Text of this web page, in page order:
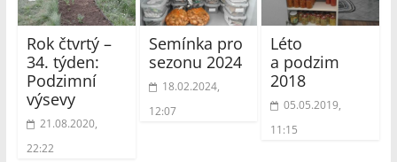
Rok čtvrtý –
34. týden:
Podzimní
výsevy
21.08.2020,
22:22
Semínka pro
sezonu 2024
18.02.2024,
12:07
Léto
a podzim
2018
05.05.2019,
11:15